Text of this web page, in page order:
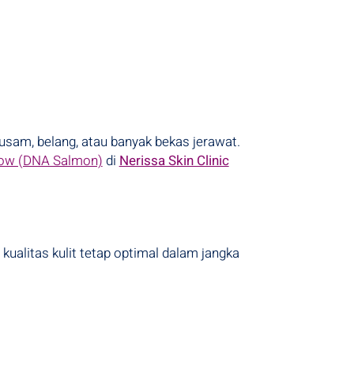
belang, atau banyak bekas jerawat.
(DNA Salmon)diNerissa Skin Clinic
kulit tetap optimal dalam jangka